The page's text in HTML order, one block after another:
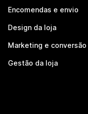
Encomendas e envio
Design da loja
Marketing e conversão
Gestão da loja